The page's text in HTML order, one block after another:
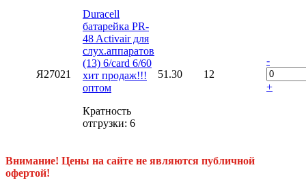
Я27021
Duracell
батарейка PR-
48 Activair для
слух.аппаратов
(13) 6/card 6/60
хит продаж!!!
оптом
Кратность
отгрузки: 6
51.30 12
-
+
Внимание! Цены на сайте не являются публичной
офертой!